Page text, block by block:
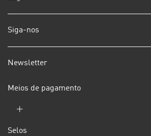
Siga-nos
Newsletter
Meios de pagamento
Selos